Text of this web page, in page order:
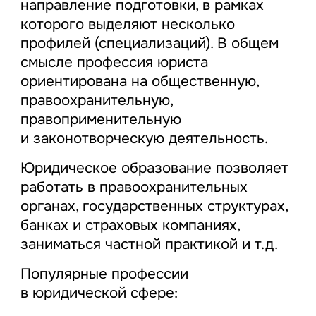
направление подготовки, в рамках
которого выделяют несколько
профилей (специализаций). В общем
смысле профессия юриста
ориентирована на общественную,
правоохранительную,
правоприменительную
и законотворческую деятельность.
Юридическое образование позволяет
работать в правоохранительных
органах, государственных структурах,
банках и страховых компаниях,
заниматься частной практикой и т.д.
Популярные профессии
в юридической сфере: